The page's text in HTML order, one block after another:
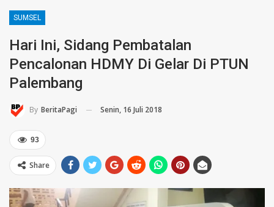
SUMSEL
Hari Ini, Sidang Pembatalan
Pencalonan HDMY Di Gelar Di PTUN
Palembang
By BeritaPagi Senin, 16 Juli 2018
93
Share